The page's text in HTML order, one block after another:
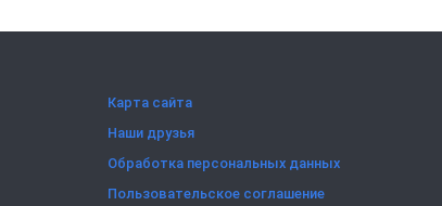
Карта сайта
Наши друзья
Обработка персональных данных
Пользовательское соглашение